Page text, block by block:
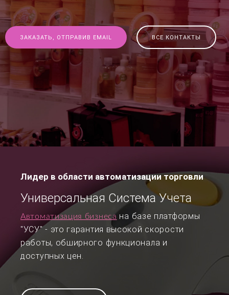
ЗАКАЗАТЬ, ОТПРАВИВ EMAIL ВСЕ КОНТАКТЫ
Лидер в области автоматизации торговли
Универсальная Система Учета
Автоматизация бизнеса на базе платформы
"УСУ" - это гарантия высокой скорости
работы, обширного функционала и
доступных цен.